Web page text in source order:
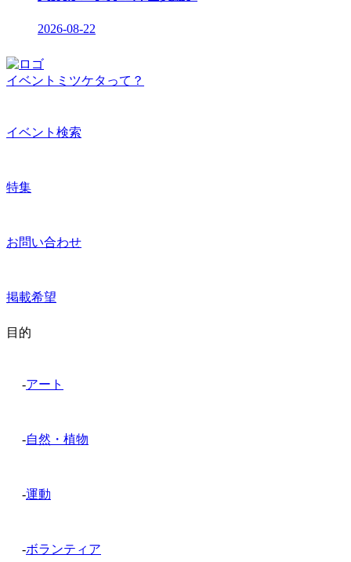
2026-08-22
イベントミツケタって？
イベント検索
特集
お問い合わせ
掲載希望
目的
-アート
-自然・植物
-運動
-ボランティア